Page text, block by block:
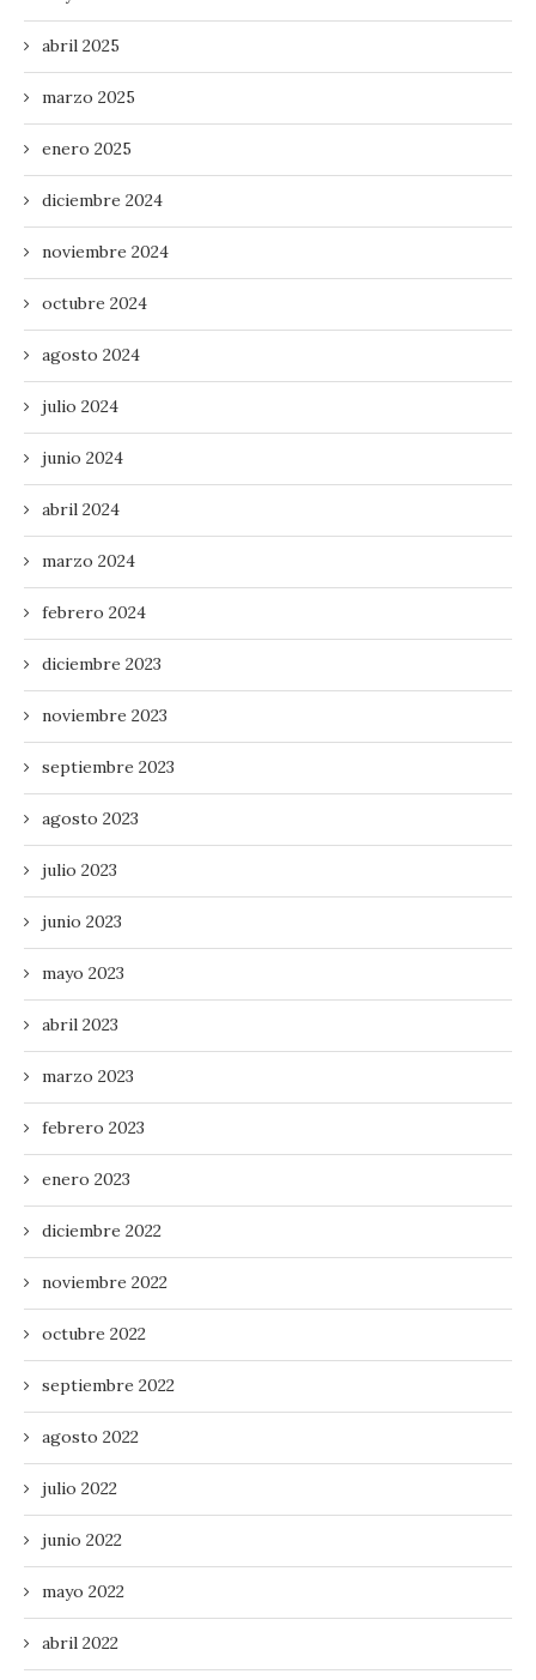
abril 2025
marzo 2025
enero 2025
diciembre 2024
noviembre 2024
octubre 2024
agosto 2024
julio 2024
junio 2024
abril 2024
marzo 2024
febrero 2024
diciembre 2023
noviembre 2023
septiembre 2023
agosto 2023
julio 2023
junio 2023
mayo 2023
abril 2023
marzo 2023
febrero 2023
enero 2023
diciembre 2022
noviembre 2022
octubre 2022
septiembre 2022
agosto 2022
julio 2022
junio 2022
mayo 2022
abril 2022